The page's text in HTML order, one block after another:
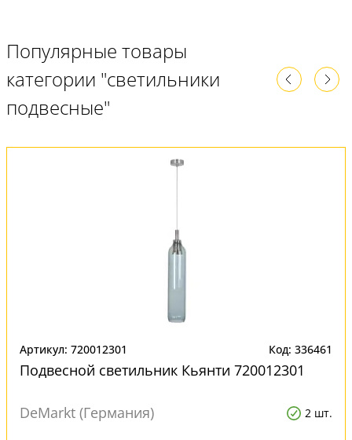
Популярные товары
категории "светильники
подвесные"
Артикул: 720012301 Код: 336461
Подвесной светильник Кьянти 720012301
DeMarkt (Германия) 2 шт.